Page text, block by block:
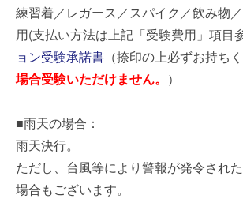
練習着／レガース／スパイク／飲み物
用(支払い方法は上記「受験費用」項目
ョン受験承諾書 （捺印の上必ずお持ちく
場合受験いただけません。 ）
■雨天の場合：
雨天決行。
ただし、台風等により警報が発令され
場合もございます。